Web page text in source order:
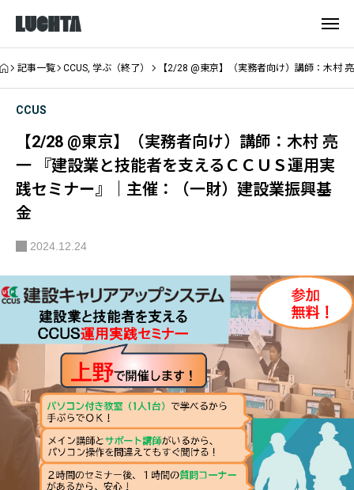
記事一覧 CCUS, 学ぶ（終了） 【2/28 @東京】（実務者向け）講師：木村
CCUS
【2/28 @東京】（実務者向け）講師：木村 亮
一 『建設業と技能者を支えるＣＣＵＳ運用実
践セミナー』｜主催：（一財）建設業振興基
金
2024.12.24